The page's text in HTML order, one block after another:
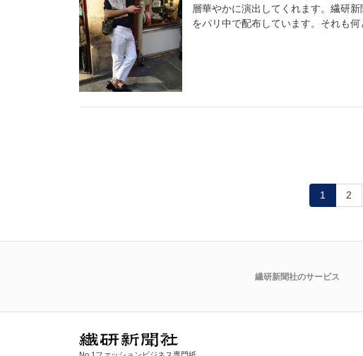
層華やかに演出してくれます。繊研
をパリ中で配布しています。それも何
1 2
繊研新聞社のサービス